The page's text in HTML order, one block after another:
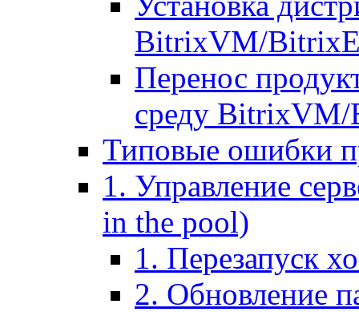
BitrixVM/
Перенос
среду
Типовые ошибки
1. Управление
in the pool)
1. Перезапуск
2. Обновление